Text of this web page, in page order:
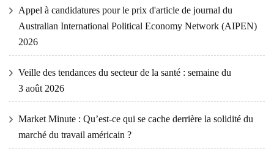
Appel à candidatures pour le prix d'article de journal du
Australian International Political Economy Network (AIPEN)
2026
Veille des tendances du secteur de la santé : semaine du
3 août 2026
Market Minute : Qu’est-ce qui se cache derrière la solidité du
marché du travail américain ?